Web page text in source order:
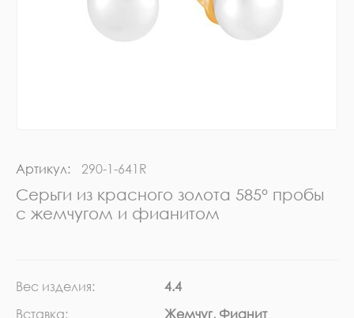
Артикул: 290-1-641R
Серьги из красного золота 585° пробы
с жемчугом и фианитом
Вес изделия:
4.4
Вставка:
Жемчуг, Фианит